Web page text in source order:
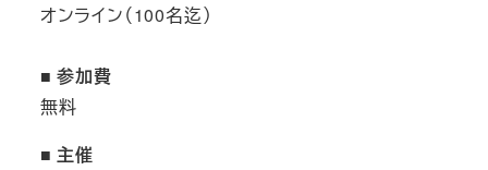
オンライン（100名迄）
■ 参加費
無料
■ 主催